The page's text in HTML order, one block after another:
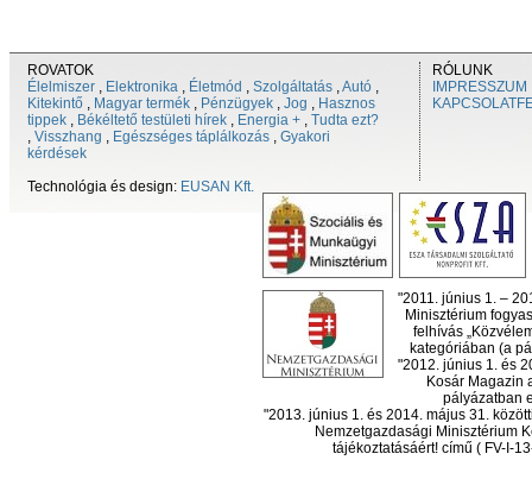
ROVATOK
Élelmiszer , Elektronika , Életmód , Szolgáltatás ,Autó ,
Kitekintő , Magyar termék , Pénzügyek , Jog , Hasznos
tippek , Békéltető testületi hírek , Energia + , Tudta ezt?
, Visszhang , Egészséges táplálkozás , Gyakori
kérdések
Technológia és design: EUSAN Kft.
RÓLUNK
IMPRESSZUM
"2011. június 1. –
Minisztérium
felhívás
kategóriában (a
"2012. június 1. és
Kosár Magazin
pályázatban
"2013. június 1. és 2014. május 31.
Nemzetgazdasági Minisztérium
tájékoztatásáért! című ( FV-I-